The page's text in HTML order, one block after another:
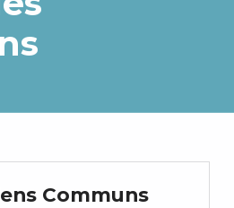
Communs